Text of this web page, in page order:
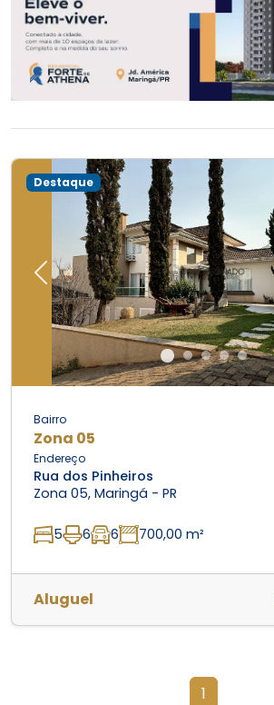
Previous
Destaque
Bairro
Zona 05
Endereço
Rua dos Pinheiros
Zona 05, Maringá - PR
5 6 6 700,00 m²
Aluguel
1